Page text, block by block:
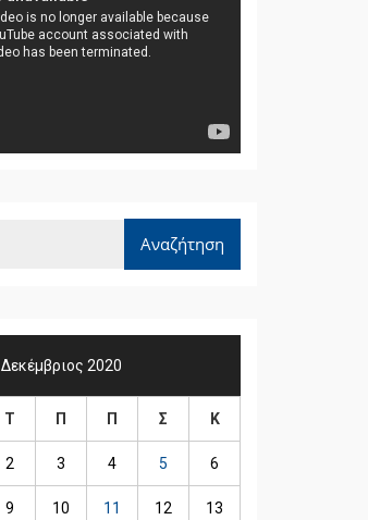
Δεκέμβριος 2020
Τ Π Π Σ Κ
2 3 4 5 6
9 10 11 12 13